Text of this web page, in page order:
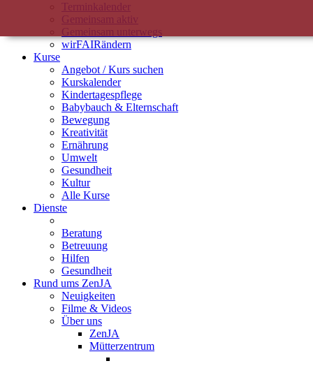
Terminkalender
Gemeinsam aktiv
Gemeinsam unterwegs
wirFAIRändern
Kurse
Angebot / Kurs suchen
Kurskalender
Kindertagespflege
Babybauch & Elternschaft
Bewegung
Kreativität
Ernährung
Umwelt
Gesundheit
Kultur
Alle Kurse
Dienste
Beratung
Betreuung
Hilfen
Gesundheit
Rund ums ZenJA
Neuigkeiten
Filme & Videos
Über uns
ZenJA
Mütterzentrum